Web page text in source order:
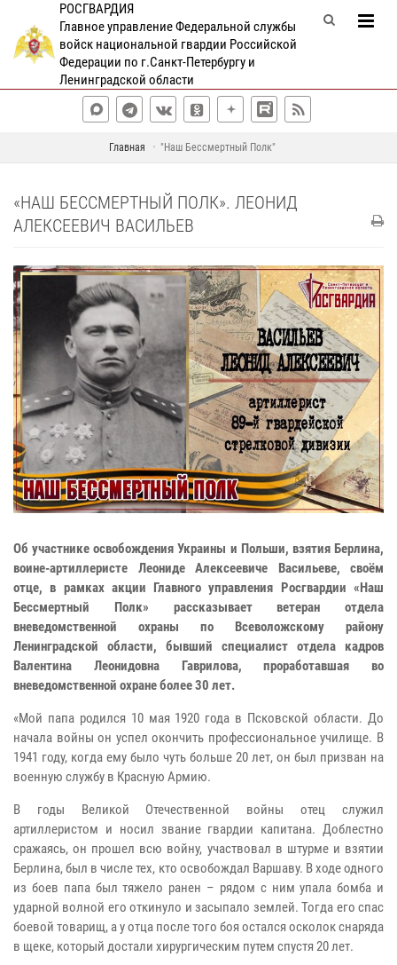
РОСГВАРДИЯ
Главное управление Федеральной службы
войск национальной гвардии Российской
Федерации по г.Санкт-Петербургу и
Ленинградской области
Главная "Наш Бессмертный Полк"
«НАШ БЕССМЕРТНЫЙ ПОЛК». ЛЕОНИД
АЛЕКСЕЕВИЧ ВАСИЛЬЕВ
Об участнике освобождения Украины и Польши, взятия Берлина,
воине-артиллеристе Леониде Алексеевиче Васильеве, своём
отце, в рамках акции Главного управления Росгвардии «Наш
Бессмертный Полк» рассказывает ветеран отдела
вневедомственной охраны по Всеволожскому району
Ленинградской области, бывший специалист отдела кадров
Валентина Леонидовна Гаврилова, проработавшая во
вневедомственной охране более 30 лет.
«Мой папа родился 10 мая 1920 года в Псковской области. До
начала войны он успел окончить профессиональное училище. В
1941 году, когда ему было чуть больше 20 лет, он был призван на
военную службу в Красную Армию.
В годы Великой Отечественной войны отец служил
артиллеристом и носил звание гвардии капитана. Доблестно
сражаясь, он прошел всю войну, участвовал в штурме и взятии
Берлина, был в числе тех, кто освобождал Варшаву. В ходе одного
из боев папа был тяжело ранен – рядом с ним упала бомба и
ударной волной его откинуло и засыпало землей. Тогда его спас
боевой товарищ, а у отца после того боя остался осколок снаряда
в щеке, который достали хирургическим путем спустя 20 лет.